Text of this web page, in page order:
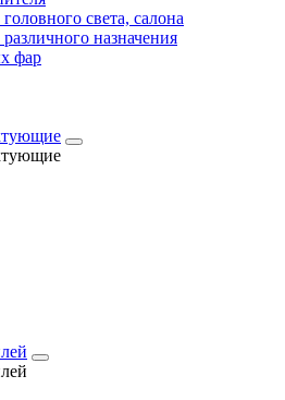
света, салона
назначения
фар